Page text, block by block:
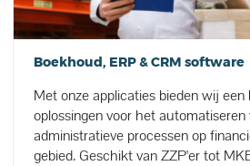
Boekhoud, ERP & CRM software
Met onze applicaties bieden wij een
oplossingen voor het
administratieve processen op
gebied. Geschikt van ZZP'er tot